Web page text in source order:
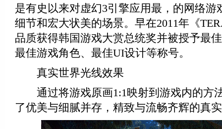
是有史以来对虚幻3引擎应用最，的网络游
细节和宏大状美的场景。早在2011年《
品质获得韩国游戏大赏总统奖并被授予最
最佳游戏角色、最佳UI设计等称号。
真实世界光线效果
通过将游戏原画1:1映射到游戏内的方
了优美与细腻并存，精致与流畅齐辉的真